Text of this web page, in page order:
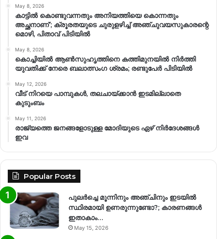
May 8, 2026
കാട്ടിൽ കൊണ്ടുവന്നതും അനിയത്തിയെ കൊന്നതും
അച്ഛനാണ്’; ക്രൂരതയുടെ ചുരുളഴിച്ച് അഞ്ചുവയസുകാരന്റെ
മൊഴി, പിതാവ് പിടിയിൽ
May 8, 2026
കൊച്ചിയിൽ ആൺസുഹൃത്തിനെ കത്തിമുനയിൽ നിർത്തി
യുവതിക്ക് നേരെ ബലാത്സംഗ​ ശ്രമം; രണ്ടുപേർ പിടിയിൽ
May 12, 2026
വീട് നിറയെ പാമ്പുകൾ, തലചായ്ക്കാൻ ഇടമില്ലാതെ
കുടുംബം
May 11, 2026
രാജ്യത്തെ ജനങ്ങളോടുള്ള മോദിയുടെ ഏഴ് നിര്‍ദേശങ്ങള്‍
ഇവ
Popular Posts
പുലർച്ചെ മൂന്നിനും അഞ്ചിനും ഇടയിൽ
സ്ഥിരമായി ഉണരുന്നുണ്ടോ?; കാരണങ്ങള്‍
ഇതാകാം…
May 15, 2026